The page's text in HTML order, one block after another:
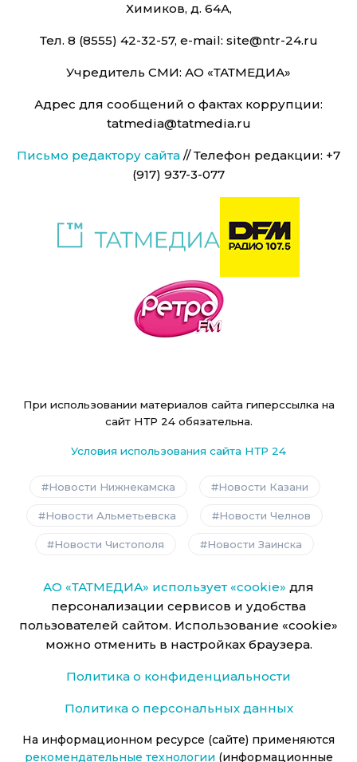
Химиков, д. 64А,
Тел. 8 (8555) 42-32-57, e-mail: site@ntr-24.ru
Учредитель СМИ: АО «ТАТМЕДИА»
Адрес для сообщений о фактах коррупции:
tatmedia@tatmedia.ru
Письмо редактору сайта // Телефон редакции: +7
(917) 937-3-077
При использовании материалов сайта гиперссылка на
сайт НТР 24 обязательна.
Условия использования сайта НТР 24
Новости Нижнекамска Новости Казани
Новости Альметьевска Новости Челнов
Новости Чистополя Новости Заинска
АО «ТАТМЕДИА» использует «cookie» для
персонализации сервисов и удобства
пользователей сайтом. Использование «cookie»
можно отменить в настройках браузера.
Политика о конфиденциальности
Политика о персональных данных
На информационном ресурсе (сайте) применяются
рекомендательные технологии (информационные